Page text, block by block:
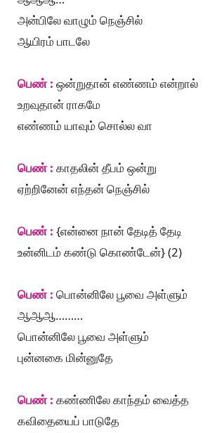
அன்பிலே வாழும் நெஞ்சில்
ஆயிரம் பாடலே
பெண் : ஒன்றுதான் எண்ணம் என்றால்
உறவுதான் ராகமே
எண்ணம் யாவும் சொல்ல வா
பெண் : காதலின் தீபம் ஒன்று
ஏற்றினேன் எந்தன் நெஞ்சில்
பெண் : {என்னை நான் தேடித் தேடி
உன்னிடம் கண்டு கொண்டேன்} (2)
பெண் : பொன்னிலே பூவை அள்ளும்
ஆஆஆ………
பொன்னிலே பூவை அள்ளும்
புன்னகை மின்னுதே
பெண் : கண்ணிலே காந்தம் வைத்த
கவிதையைப் பாடுதே